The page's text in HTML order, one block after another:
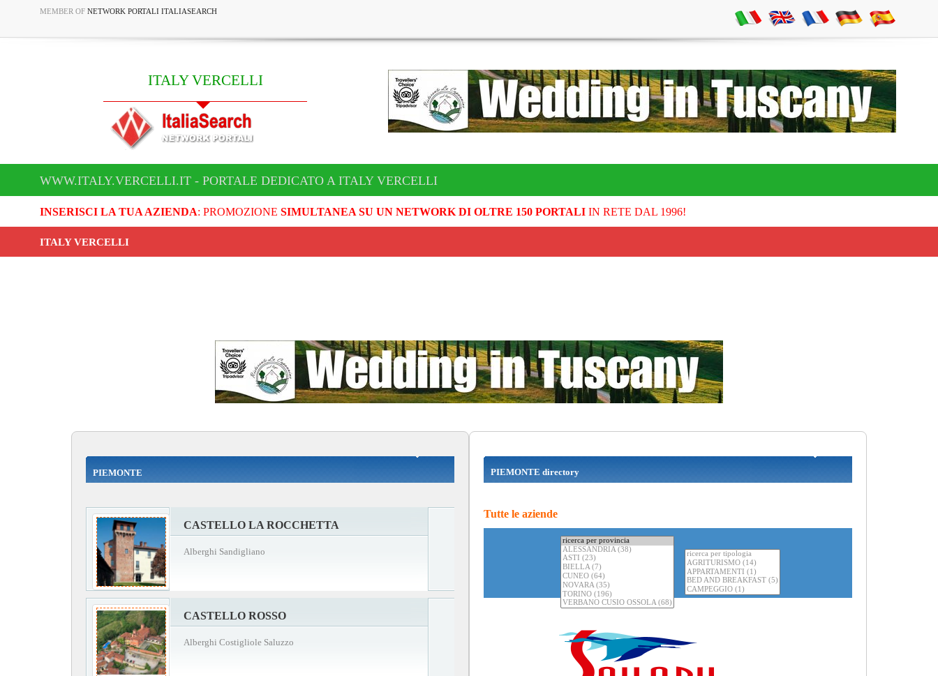
MEMBER OF NETWORK PORTALI ITALIASEARCH
ITALY VERCELLI
WWW.ITALY.VERCELLI.IT - PORTALE DEDICATO A ITALY VERCELLI
INSERISCI LA TUA AZIENDA: PROMOZIONE SIMULTANEA SU UN NETWORK DI OLTRE 150 PORTALIIN RETE DAL 1996!
ITALY VERCELLI
PIEMONTE
CASTELLO LA ROCCHETTA
Alberghi Sandigliano
CASTELLO ROSSO
Alberghi Costigliole Saluzzo
PIEMONTE directory
Tutte le aziende